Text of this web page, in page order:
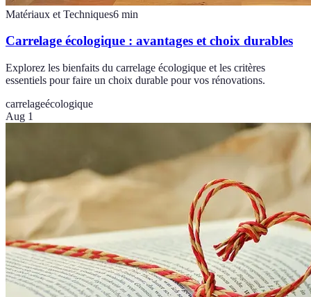
Matériaux et Techniques6 min
Carrelage écologique : avantages et choix durables
Explorez les bienfaits du carrelage écologique et les critères
essentiels pour faire un choix durable pour vos rénovations.
carrelageécologique
Aug 1